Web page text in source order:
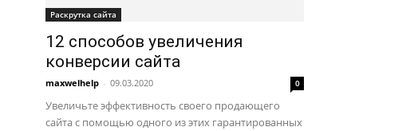
Раскрутка сайта
12 способов увеличения
конверсии сайта
maxwelhelp - 09.03.2020 0
Увеличьте эффективность своего продающего
сайта с помощью одного из этих гарантированных